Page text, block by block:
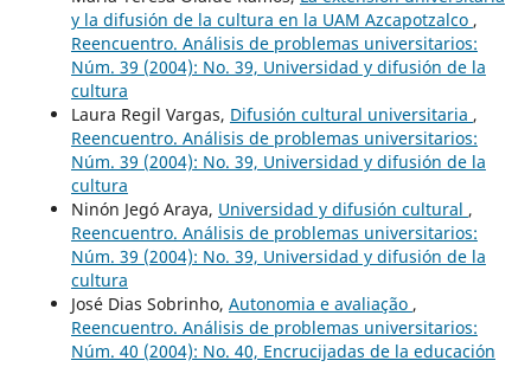
y la difusión de la cultura en la UAM Azcapotzalco ,
Reencuentro. Análisis de problemas universitarios:
Núm. 39 (2004): No. 39, Universidad y difusión de la
cultura
Laura Regil Vargas, Difusión cultural universitaria ,
Reencuentro. Análisis de problemas universitarios:
Núm. 39 (2004): No. 39, Universidad y difusión de la
cultura
Ninón Jegó Araya, Universidad y difusión cultural ,
Reencuentro. Análisis de problemas universitarios:
Núm. 39 (2004): No. 39, Universidad y difusión de la
cultura
José Dias Sobrinho, Autonomia e avaliação ,
Reencuentro. Análisis de problemas universitarios:
Núm. 40 (2004): No. 40, Encrucijadas de la educación